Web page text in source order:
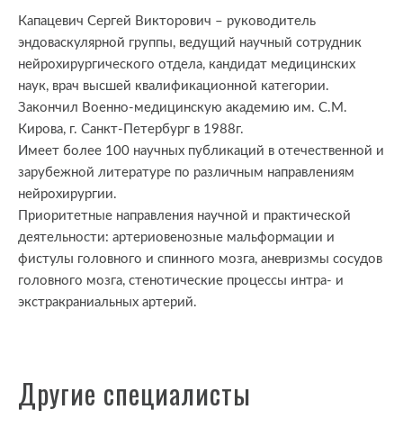
Капацевич Сергей Викторович – руководитель
эндоваскулярной группы, ведущий научный сотрудник
нейрохирургического отдела, кандидат медицинских
наук, врач высшей квалификационной категории.
Закончил Военно-медицинскую академию им. С.М.
Кирова, г. Санкт-Петербург в 1988г.
Имеет более 100 научных публикаций в отечественной и
зарубежной литературе по различным направлениям
нейрохирургии.
Приоритетные направления научной и практической
деятельности: артериовенозные мальформации и
фистулы головного и спинного мозга, аневризмы сосудов
головного мозга, стенотические процессы интра- и
экстракраниальных артерий.
Другие специалисты